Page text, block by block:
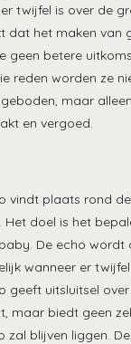
twijfel is over de
dat het maken van
geen betere
reden worden ze
maar
en vergoed.
vindt plaats rond
Het doel is het
De echo wordt
wanneer er
geeft uitsluitsel
maar biedt geen
zal blijven liggen.